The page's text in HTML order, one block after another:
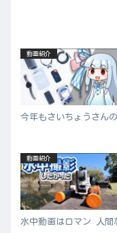
動画紹介
今年もさいちょうさん
動画紹介
水中動画はロマン 人間